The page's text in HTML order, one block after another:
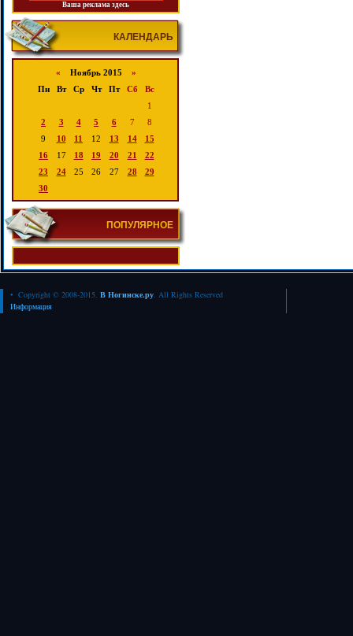
Ваша реклама здесь
КАЛЕНДАРЬ
« Ноябрь 2015 »
Пн
Вт Ср Чт Пт Сб
Вс
1
2
3 4 5 6 7
8
9
10 11 12 13 14
15
16
17 18 19 20 21
22
23
24 25 26 27 28
29
30
ПОПУЛЯРНОЕ
• Copyright © 2008-2015. В Ногинске.ру. All Rights Reserved
Информация